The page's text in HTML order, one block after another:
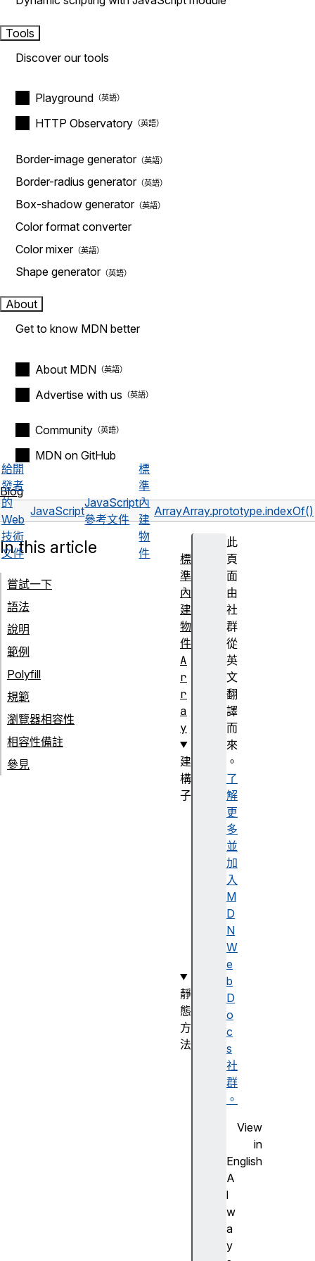
Tools
Discover our tools
Playground
HTTP Observatory
Border-image generator
Border-radius generator
Box-shadow generator
Color format converter
Color mixer
Shape generator
About
Get to know MDN better
About MDN
Advertise with us
Community
MDN on GitHub
Blog
給開
發者
的
Web
技術
文件
JavaScript
JavaScript
參考文件
標
準
內
建
物
件
ArrayArray.prototype.indexOf()
此
頁
面
由
社
群
從
英
文
翻
譯
而
來
。
了
解
更
多
並
加
入
M
D
N
W
e
b
D
o
c
s
社
群
。
View
in
English
A
l
w
a
y
In this article
嘗試一下
語法
說明
範例
Polyfill
規範
瀏覽器相容性
相容性備註
參見
標
準
內
建
物
件
A
r
r
a
y
建
構
子
靜
態
方
法